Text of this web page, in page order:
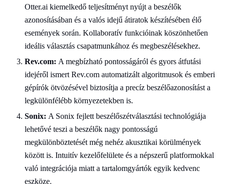
Otter.ai kiemelkedő teljesítményt nyújt a beszélők
azonosításában és a valós idejű átiratok készítésében élő
események során. Kollaboratív funkcióinak köszönhetően
ideális választás csapatmunkához és megbeszélésekhez.
Rev.com: A megbízható pontosságáról és gyors átfutási
idejéről ismert Rev.com automatizált algoritmusok és emberi
gépírók ötvözésével biztosítja a precíz beszélőazonosítást a
legkülönfélébb környezetekben is.
Sonix: A Sonix fejlett beszélőszétválasztási technológiája
lehetővé teszi a beszélők nagy pontosságú
megkülönböztetését még nehéz akusztikai körülmények
között is. Intuitív kezelőfelülete és a népszerű platformokkal
való integrációja miatt a tartalomgyártók egyik kedvenc
eszköze.